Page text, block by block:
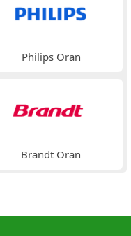
Philips Oran
Brandt Oran